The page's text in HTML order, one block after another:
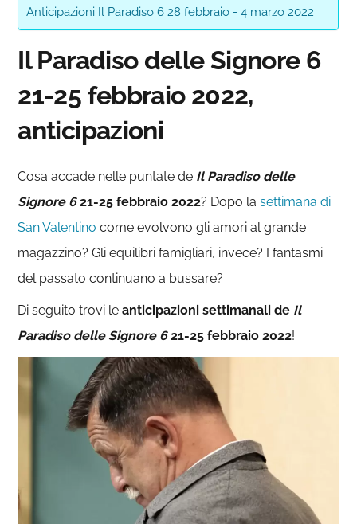
Anticipazioni Il Paradiso 6 28 febbraio - 4 marzo 2022
Il Paradiso delle Signore 6
21-25 febbraio 2022,
anticipazioni
Cosa accade nelle puntate de Il Paradiso delle
Signore 621-25 febbraio 2022? Dopo lasettimana di
San Valentino come evolvono gli amori al grande
magazzino? Gli equilibri famigliari, invece? I fantasmi
del passato continuano a bussare?
Di seguito trovi leanticipazioni settimanali de Il
Paradiso delle Signore 621-25 febbraio 2022!